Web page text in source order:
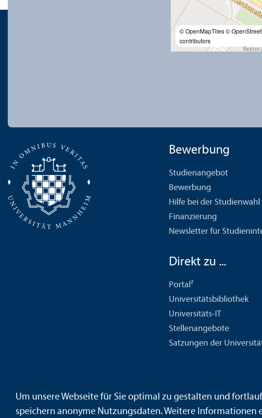
© OpenMapTiles©
contributors
Bewerbung
Studien­angebot
Bewerbung
Hilfe bei der Studien­wahl
Finanzierung
Newsletter für
Direkt zu ...
Portal²
Universitäts­bibliothek
Universitäts-IT
Stellenangebote
Satzungen der
Um unsere Webseite für Sie optimal zu gestalten und
speichern anonyme Nutzungs­daten. Weitere Informationen